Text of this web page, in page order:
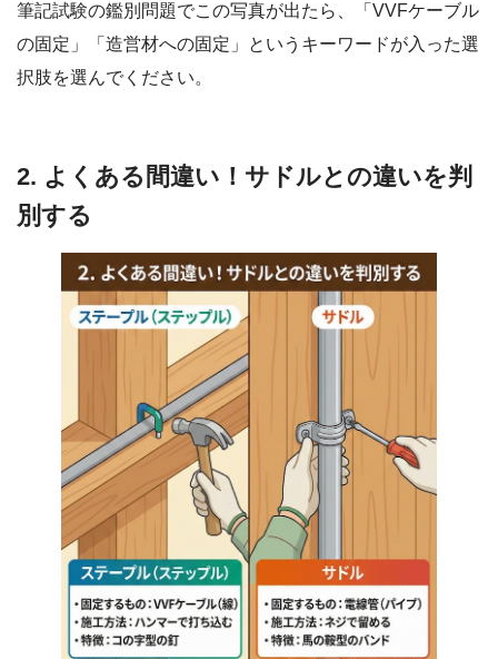
筆記試験の鑑別問題でこの写真が出たら、「VVFケーブル
の固定」「造営材への固定」というキーワードが入った選
択肢を選んでください。
2. よくある間違い！サドルとの違いを判
別する